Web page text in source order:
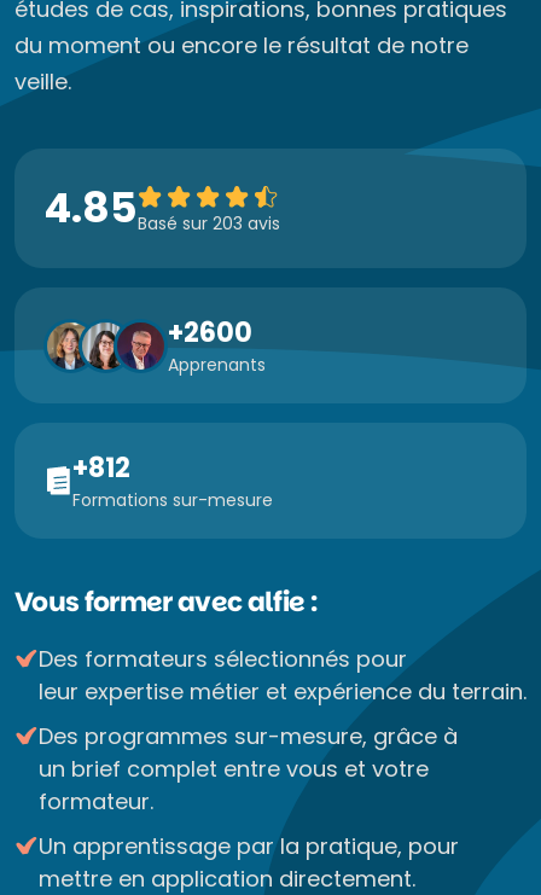
études de cas, inspirations, bonnes pratiques
du moment ou encore le résultat de notre
veille.
4.85Basé sur 203 avis
+2600
Apprenants
+812
Formations sur-mesure
Vous former avec alfie :
Des formateurs sélectionnés pour
leur expertise métier et expérience du terrain.
Des programmes sur-mesure, grâce à
un brief complet entre vous et votre
formateur.
Un apprentissage par la pratique, pour
mettre en application directement.